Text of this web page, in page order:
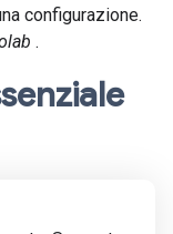
configurazione.
.